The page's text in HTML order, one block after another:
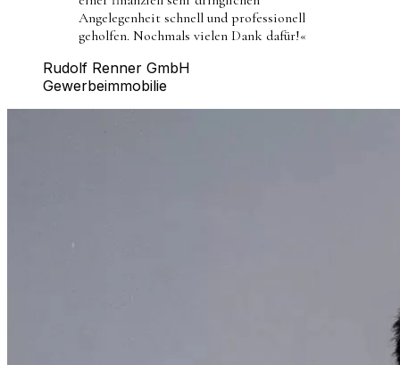
Angelegenheit schnell und professionell
geholfen. Nochmals vielen Dank dafür!«
Rudolf Renner GmbH
Gewerbeimmobilie